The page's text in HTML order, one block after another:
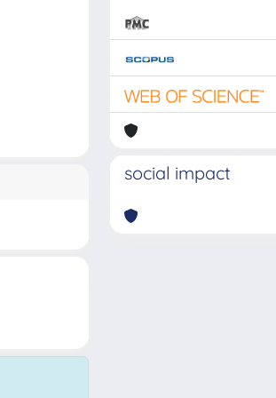
social impact